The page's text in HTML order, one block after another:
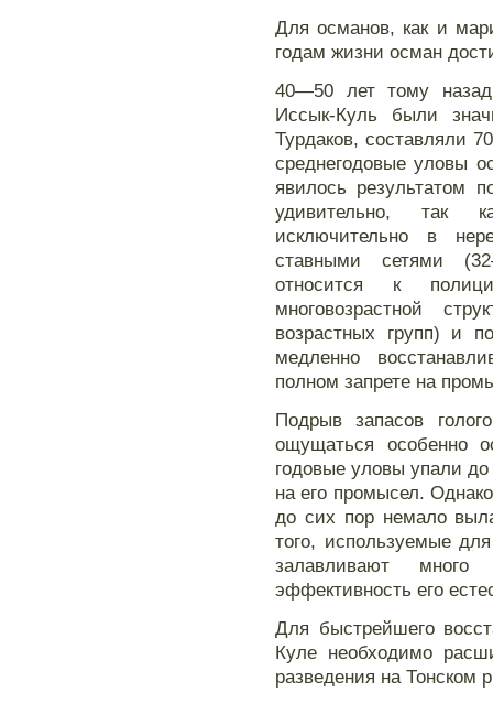
Для османов, как и
годам жизни осман
40—50 лет тому
Иссык-Куль были
Турдаков, составляли
среднегодовые уловы
явилось результатом
удивительно, так
исключительно в
ставными сетями
относится к
многовозрастной
возрастных групп) и
медленно
полном запрете на
Подрыв запасов
ощущаться особенно
годовые уловы упали
на его промысел.
до сих пор немало
того, используемые
залавливают
эффективность его
Для быстрейшего
Куле необходимо
разведения на Тонском